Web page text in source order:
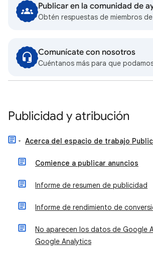
Publicar en la comunidad de
Obtén respuestas de miembros
Comunícate con nosotros
Cuéntanos más para que
Publicidad y atribución
Acerca del espacio de trabajo
Comience a publicar anuncios
Informe de resumen de publicidad
Informe de rendimiento de
No aparecen los datos de Google
Google Analytics